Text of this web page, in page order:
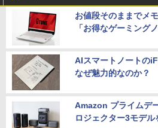
お値段そのままでメ
「お得なゲーミング
AIスマートノートの
なぜ魅力的なのか？
Amazon プライムデ
ロジェクター3モデル